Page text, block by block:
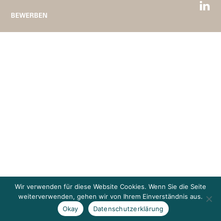
BEWERBEN
Wir verwenden für diese Website Cookies. Wenn Sie die Seite
weiterverwenden, gehen wir von Ihrem Einverständnis aus.
Okay
Datenschutzerklärung